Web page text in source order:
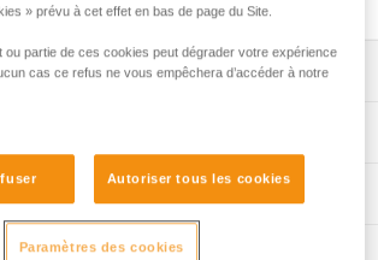
Télécharger la notice technique (PDF)
sangles-amarrage-procedure-FR
» prévu à cet effet en bas de page du Site.
ou partie de ces cookies peut dégrader votre expérience
cas ce refus ne vous empêchera d’accéder à notre
Autoriser tous les cookies
Paramètres des cookies